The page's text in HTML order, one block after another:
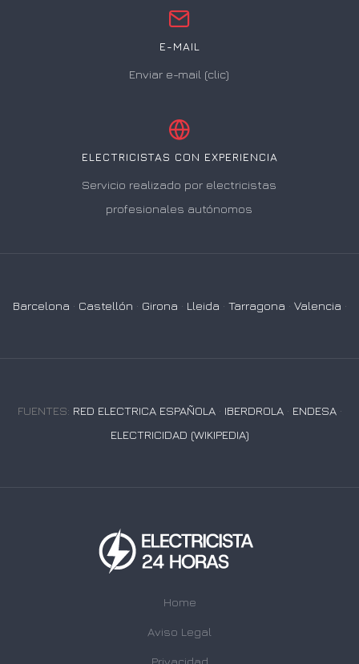
E-MAIL
Enviar e-mail (clic)
ELECTRICISTAS CON EXPERIENCIA
Servicio realizado por electricistas
profesionales autónomos
Barcelona · Castellón · Girona · Lleida · Tarragona · Valencia ·
FUENTES: RED ELECTRICA ESPAÑOLA· IBERDROLA· ENDESA·
ELECTRICIDAD (WIKIPEDIA)
Home
Aviso Legal
Privacidad